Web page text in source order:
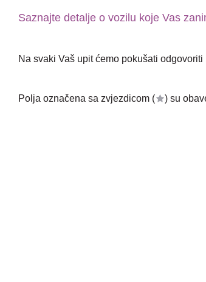
Saznajte detalje o vozilu koje Vas
Na svaki Vaš upit ćemo pokušati odgovoriti
Polja označena sa zvjezdicom ( ) su